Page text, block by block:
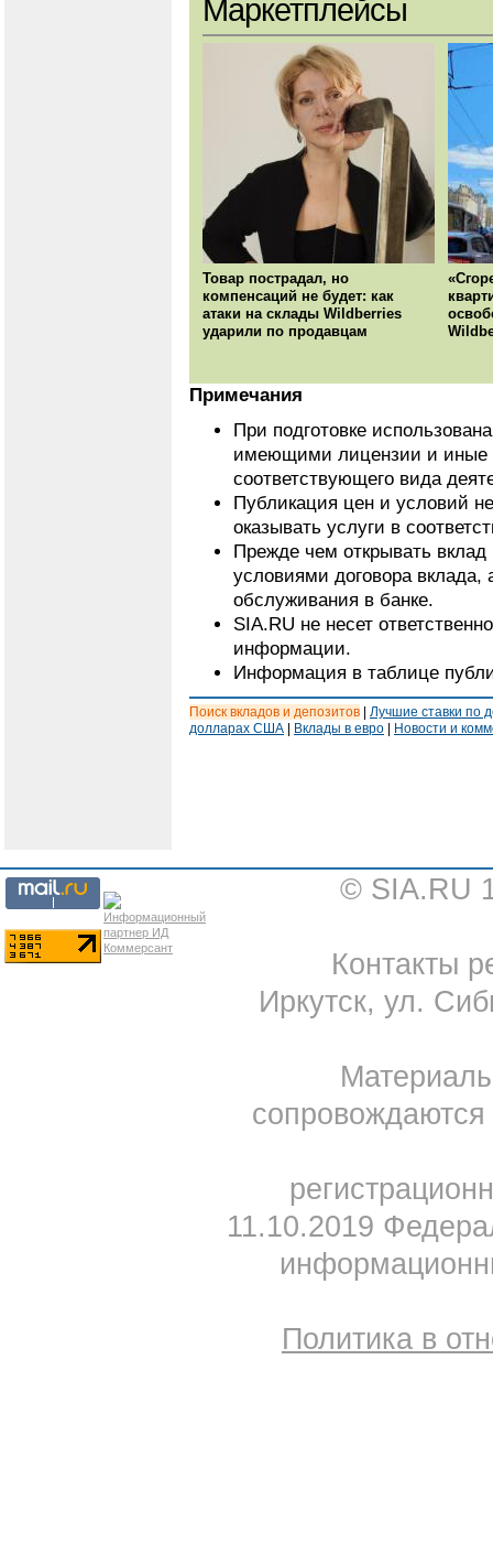
Маркетплейсы
Товар пострадал, но
компенсаций не будет: как
атаки на склады Wildberries
ударили по продавцам
Примечания
При подготовке
имеющими лицензии и иные
соответствующего вида
Публикация цен и условий
оказывать услуги в
Прежде чем открывать
условиями договора вклада,
обслуживания в банке.
SIA.RU не несет
информации.
Информация в таблице
Поиск вкладов и депозитов | Лучшие ставки по
долларах США | Вклады в евро | Новости и
© SIA.RU
Контакты
Иркутск, ул.
11.10.2019
Политика в